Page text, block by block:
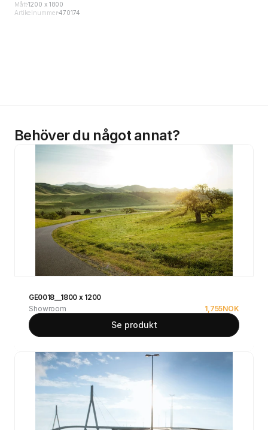
Mått1200 x 1800
Artikelnummer470174
Behöver du något annat?
GE0018__1800 x 1200
Showroom
1,755NOK
Se produkt